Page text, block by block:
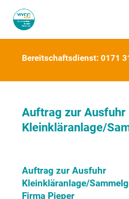
Bereitschaftsdienst: 0171
Auftrag zur Ausfuhr
Kleinkläranlage/
Auftrag zur Ausfuhr
Kleinkläranlage/
Firma Pieper